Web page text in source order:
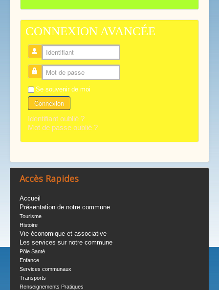
CONNEXION AVANCÉE
Identifiant
Mot de passe
Se souvenir de moi
Connexion
Identifiant oublié ?
Mot de passe oublié ?
Accès Rapides
Accueil
Présentation de notre commune
Tourisme
Histoire
Vie économique et associative
Les services sur notre commune
Pôle Santé
Enfance
Services communaux
Transports
Renseignements Pratiques